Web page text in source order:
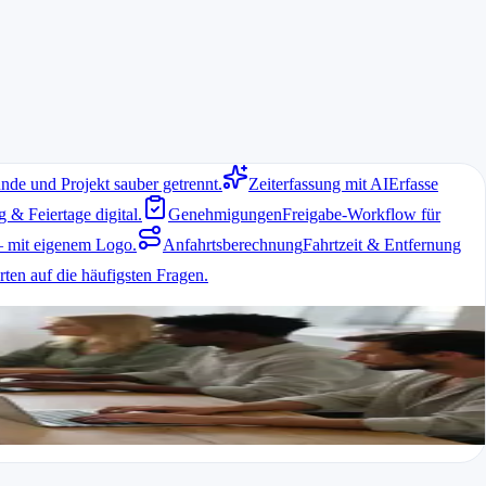
und Projekt sauber getrennt. Zeiterfassung mit AIErfasse
& Feiertage digital. GenehmigungenFreigabe-Workflow für
eigenem Logo. AnfahrtsberechnungFahrtzeit & Entfernung
auf die häufigsten Fragen.
sein. Mit einer mobilen App erfassen Sie Arbeitszeiten
Baustelle sind. Zusätzlich bieten viele Apps GPS-Tracking oder